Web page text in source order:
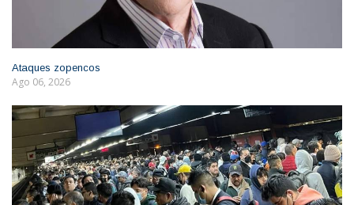
Ataques zopencos
Ago 06, 2026